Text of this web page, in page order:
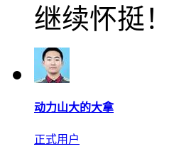
继续怀挺！
动力山大的大拿
正式用户